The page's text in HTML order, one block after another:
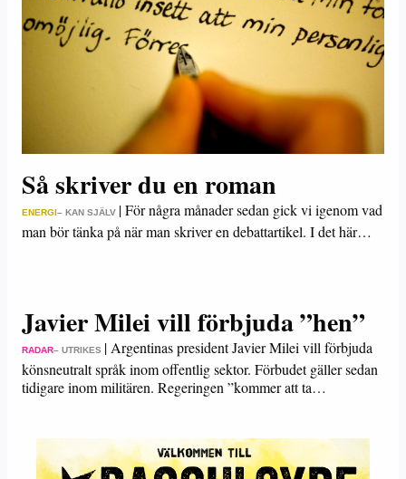
Så skriver du en roman
ENERGI– KAN SJÄLV |För några månader sedan gick vi igenom vad
man bör tänka på när man skriver en debattartikel. I det här…
Javier Milei vill förbjuda ”hen”
RADAR– UTRIKES | Argentinas president Javier Milei vill förbjuda
könsneutralt språk inom offentlig sektor. Förbudet gäller sedan
tidigare inom militären. Regeringen ”kommer att ta…